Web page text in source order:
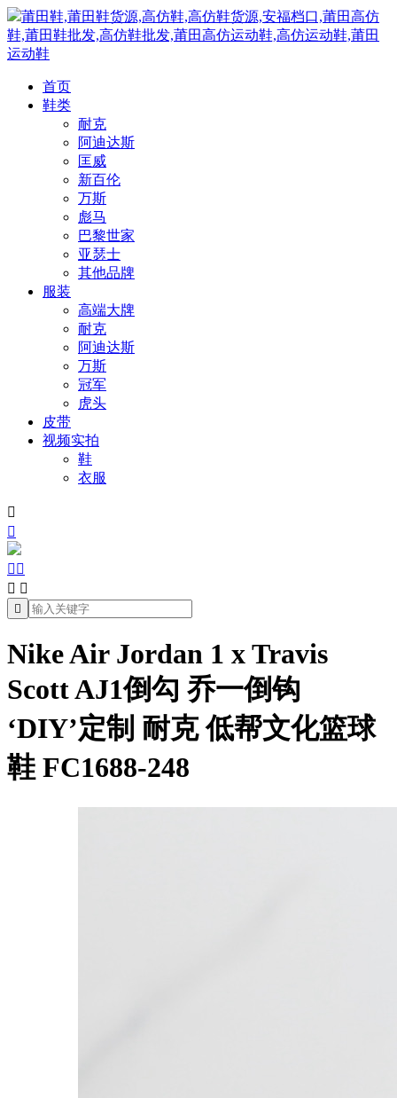
莆田鞋,莆田鞋货源,高仿鞋,高仿鞋货源,安福档口,莆田高仿
鞋,莆田鞋批发,高仿鞋批发,莆田高仿运动鞋,高仿运动鞋,莆田
运动鞋
首页
鞋类
耐克
阿迪达斯
匡威
新百伦
万斯
彪马
巴黎世家
亚瑟士
其他品牌
服装
高端大牌
耐克
阿迪达斯
万斯
冠军
虎头
皮带
视频实拍
鞋
衣服


 
 

Nike Air Jordan 1 x Travis
Scott AJ1倒勾 乔一倒钩
‘DIY’定制 耐克 低帮文化篮球
鞋 FC1688-248